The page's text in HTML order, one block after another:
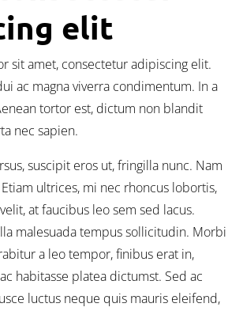
elit
sit amet, consectetur adipiscing elit.
ac magna viverra condimentum. In a
tortor est, dictum non blandit
nec sapien.
suscipit eros ut, fringilla nunc. Nam
ultrices, mi nec rhoncus lobortis,
at faucibus leo sem sed lacus.
malesuada tempus sollicitudin. Morbi
a leo tempor, finibus erat in,
habitasse platea dictumst. Sed ac
luctus neque quis mauris eleifend,